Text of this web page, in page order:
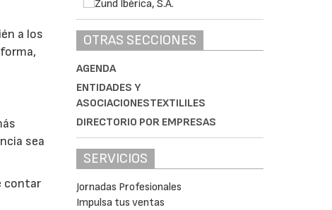
a los
sea
contar
OTRAS SECCIONES
AGENDA
ENTIDADES Y
ASOCIACIONESTEXTILILES
DIRECTORIO POR EMPRESAS
SERVICIOS
Jornadas Profesionales
Impulsa tus ventas